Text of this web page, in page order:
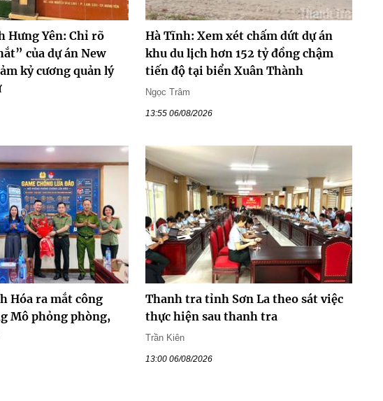
Hưng Yên: Chỉ rõ
của dự án New
kỷ cương quản lý
Hà Tĩnh: Xem xét chấm dứt dự án
khu du lịch hơn 152 tỷ đồng chậm
tiến độ tại biển Xuân Thành
Ngọc Trâm
13:55 06/08/2026
Hóa ra mắt công
Mô phỏng phòng,
Thanh tra tỉnh Sơn La theo sát việc
thực hiện sau thanh tra
Trần Kiên
13:00 06/08/2026